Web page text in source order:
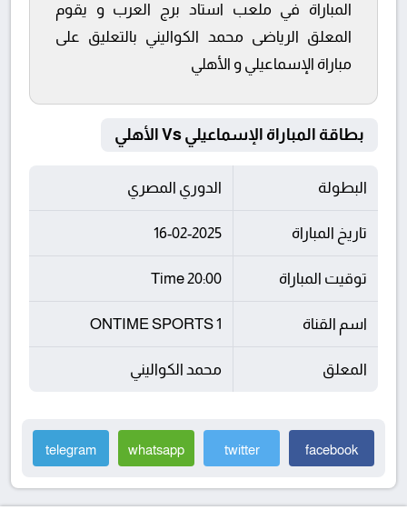
المباراة في ملعب استاد برج العرب و يقوم
المعلق الرياضى محمد الكواليني بالتعليق على
مباراة الإسماعيلي و الأهلي
بطاقة المباراة الإسماعيلي Vs الأهلي
البطولة الدوري المصري
تاريخ المباراة 16-02-2025
توقيت المباراة 20:00 Time
اسم القناة ONTIME SPORTS 1
المعلق محمد الكواليني
facebook
twitter
whatsapp
telegram